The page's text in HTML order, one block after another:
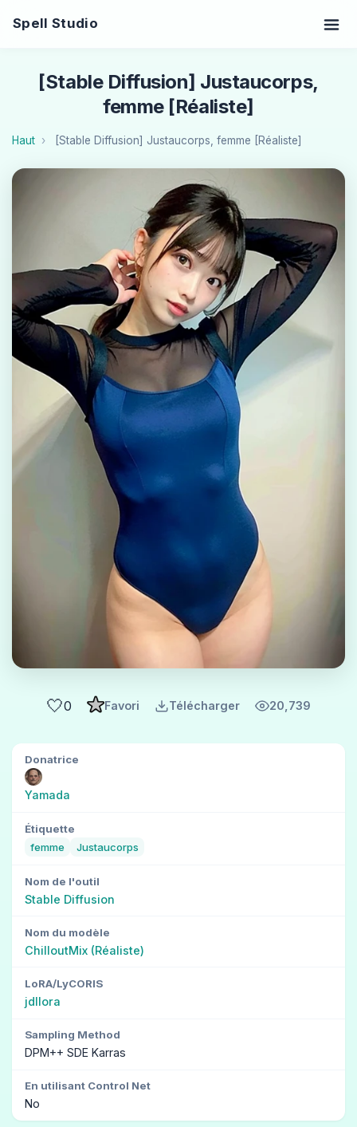
Spell Studio
[Stable Diffusion] Justaucorps,
femme [Réaliste]
Haut [Stable Diffusion] Justaucorps, femme [Réaliste]
🤍0 Favori Télécharger 20,739
Donatrice
Yamada
Étiquette
femme
Justaucorps
Nom de l'outil
Stable Diffusion
Nom du modèle
ChilloutMix (Réaliste)
LoRA/LyCORIS
jdllora
Sampling Method
DPM++ SDE Karras
En utilisant Control Net
No